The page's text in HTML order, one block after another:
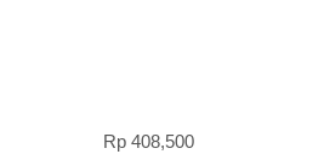
gr Rp 408,500